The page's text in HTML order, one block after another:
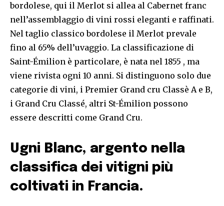
bordolese, qui il Merlot si allea al Cabernet franc
nell’assemblaggio di vini rossi eleganti e raffinati.
Nel taglio classico bordolese il Merlot prevale
fino al 65% dell’uvaggio. La classificazione di
Saint-Émilion è particolare, è nata nel 1855 , ma
viene rivista ogni 10 anni. Si distinguono solo due
categorie di vini, i Premier Grand cru Classè A e B,
i Grand Cru Classé, altri St-Émilion possono
essere descritti come Grand Cru.
Ugni Blanc, argento nella
classifica dei vitigni più
coltivati in Francia.